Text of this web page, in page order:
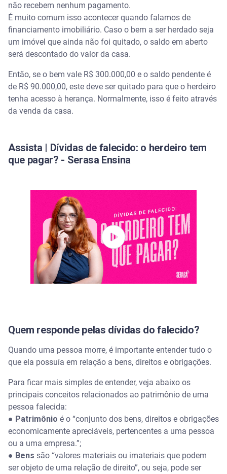
não recebem nenhum pagamento.
É muito comum isso acontecer quando falamos de
financiamento imobiliário. Caso o bem a ser herdado seja
um imóvel que ainda não foi quitado, o saldo em aberto
será descontado do valor da casa.
Então, se o bem vale R$ 300.000,00 e o saldo pendente é
de R$ 90.000,00, este deve ser quitado para que o herdeiro
tenha acesso à herança. Normalmente, isso é feito através
da venda da casa.
Assista | Dívidas de falecido: o herdeiro tem
que pagar? - Serasa Ensina
Quem responde pelas dívidas do falecido?
Quando uma pessoa morre, é importante entender tudo o
que ela possuía em relação a bens, direitos e obrigações.
Para ficar mais simples de entender, veja abaixo os
principais conceitos relacionados ao patrimônio de uma
pessoa falecida:
● Patrimônio é o “conjunto dos bens, direitos e obrigações
economicamente apreciáveis, pertencentes a uma pessoa
ou a uma empresa.”;
● Bens são “valores materiais ou imateriais que podem
ser objeto de uma relação de direito”, ou seja, pode ser